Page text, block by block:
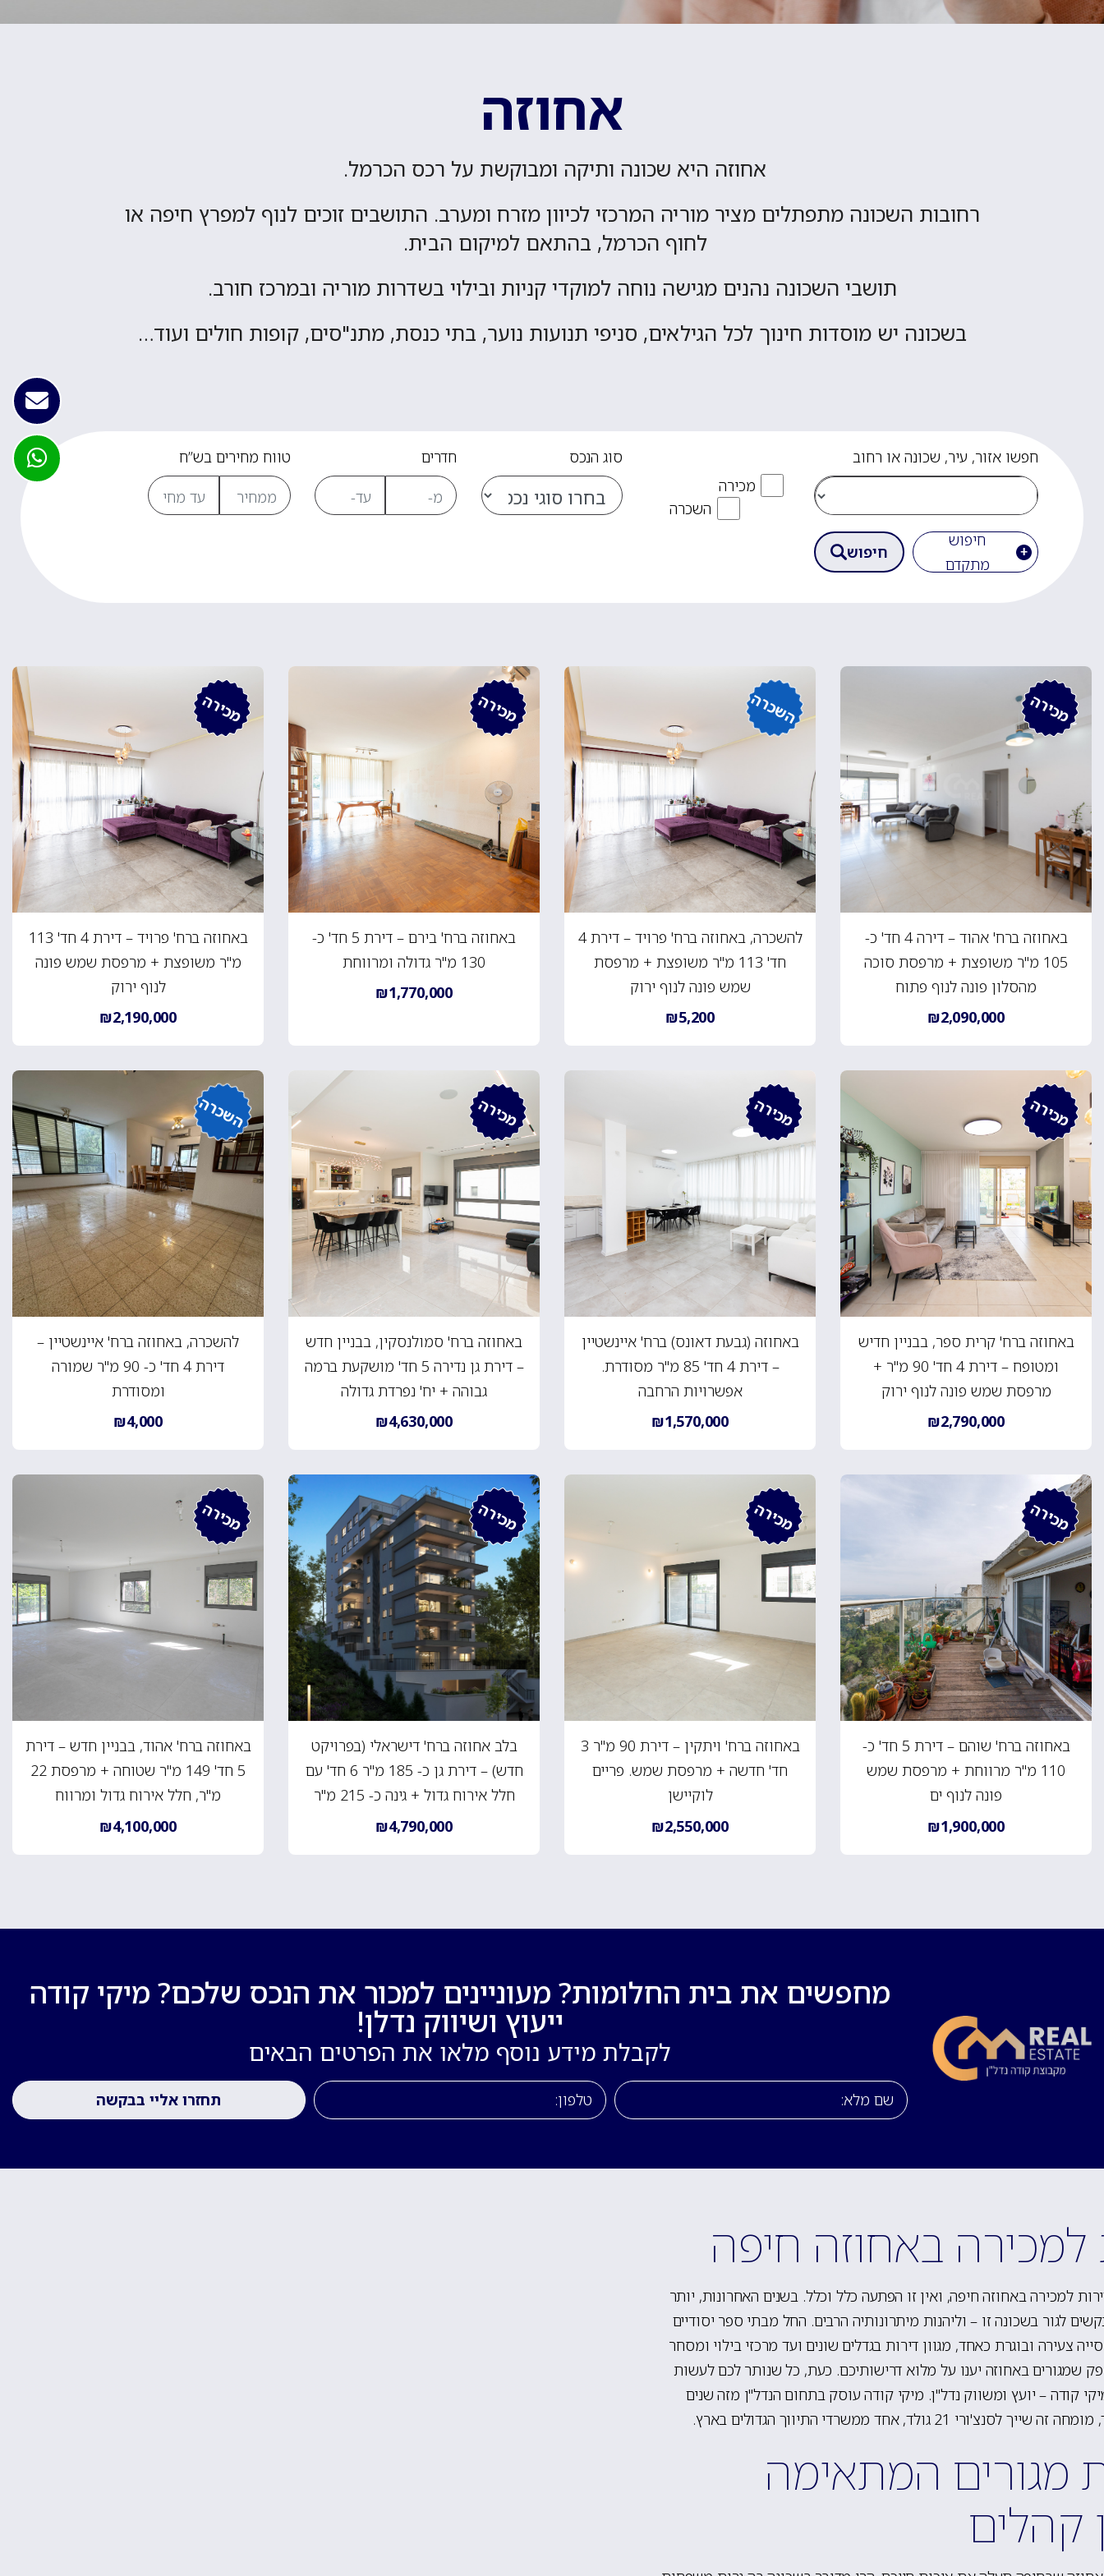
אחוזה
אחוזה היא שכונה ותיקה ומבוקשת על רכס הכרמל.
רחובות השכונה מתפתלים מציר מוריה המרכזי לכיוון מזרח ומערב. התושבים זוכים לנוף למפרץ חיפה או
לחוף הכרמל, בהתאם למיקום הבית.
תושבי השכונה נהנים מגישה נוחה למוקדי קניות ובילוי בשדרות מוריה ובמרכז חורב.
בשכונה יש מוסדות חינוך לכל הגילאים, סניפי תנועות נוער, בתי כנסת, מתנ"סים, קופות חולים ועוד…
חפשו אזור, עיר, שכונה או רחוב
מכירה
השכרה
סוג הנכס חדרים טווח מחירים בש”ח
חיפוש
מתקדם
חיפוש
מכירה
באחוזה ברח' אהוד – דירה 4 חד' כ-
105 מ"ר משופצת + מרפסת סוכה
מהסלון פונה לנוף פתוח
₪2,090,000
השכרה
להשכרה, באחוזה ברח' פרויד – דירת 4
חד' 113 מ"ר משופצת + מרפסת
שמש פונה לנוף ירוק
₪5,200
מכירה
באחוזה ברח' בירם – דירת 5 חד' כ-
130 מ"ר גדולה ומרווחת
₪1,770,000
מכירה
באחוזה ברח' פרויד – דירת 4 חד' 113
מ"ר משופצת + מרפסת שמש פונה
לנוף ירוק
₪2,190,000
מכירה
באחוזה ברח' קרית ספר, בבניין חדיש
ומטופח – דירת 4 חד' 90 מ"ר +
מרפסת שמש פונה לנוף ירוק
₪2,790,000
מכירה
באחוזה (גבעת דאונס) ברח' איינשטיין
– דירת 4 חד' 85 מ"ר מסודרת.
אפשרויות הרחבה
₪1,570,000
מכירה
באחוזה ברח' סמולנסקין, בבניין חדש
– דירת גן נדירה 5 חד' מושקעת ברמה
גבוהה + יח' נפרדת גדולה
₪4,630,000
השכרה
להשכרה, באחוזה ברח' איינשטיין –
דירת 4 חד' כ- 90 מ"ר שמורה
ומסודרת
₪4,000
מכירה
באחוזה ברח' שוהם – דירת 5 חד' כ-
110 מ"ר מרווחת + מרפסת שמש
פונה לנוף ים
₪1,900,000
מכירה
באחוזה ברח' ויתקין – דירת 90 מ"ר 3
חד' חדשה + מרפסת שמש. פריים
לוקיישן
₪2,550,000
מכירה
בלב אחוזה ברח' דישראלי (בפרויקט
חדש) – דירת גן כ- 185 מ"ר 6 חד' עם
חלל אירוח גדול + גינה כ- 215 מ"ר
₪4,790,000
מכירה
באחוזה ברח' אהוד, בבניין חדש – דירת
5 חד' 149 מ"ר שטוחה + מרפסת 22
מ"ר, חלל אירוח גדול ומרווח
₪4,100,000
מחפשים את בית החלומות? מעוניינים למכור את הנכס שלכם? מיקי קודה
ייעוץ ושיווק נדלן!
לקבלת מידע נוסף מלאו את הפרטים הבאים
למכירה באחוזה חיפה
למכירה באחוזה חיפה, ואין זו הפתעה כלל וכלל. בשנים האחרונות, יותר
לגור בשכונה זו – וליהנות מיתרונותיה הרבים. החל מבתי ספר יסודיים
צעירה ובוגרת כאחד, מגוון דירות בגדלים שונים ועד מרכזי בילוי ומסחר
שמגורים באחוזה יענו על מלוא דרישותיכם. כעת, כל שנותר לכם לעשות
קודה – יועץ ומשווק נדל"ן. מיקי קודה עוסק בתחום הנדל"ן מזה שנים
21 גולד, אחד ממשרדי התיווך הגדולים בארץ.
מגורים המתאימה
קהלים